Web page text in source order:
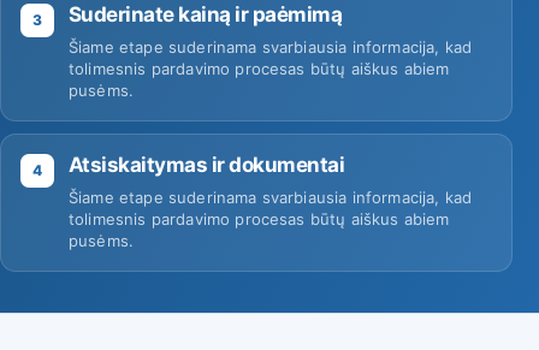
3 Suderinate kainą ir paėmimą
Šiame etape suderinama svarbiausia informacija, kad
tolimesnis pardavimo procesas būtų aiškus abiem
pusėms.
4 Atsiskaitymas ir dokumentai
Šiame etape suderinama svarbiausia informacija, kad
tolimesnis pardavimo procesas būtų aiškus abiem
pusėms.